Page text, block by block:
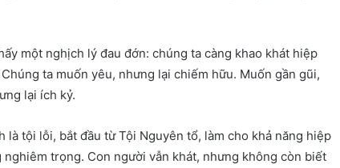
một nghịch lý đau đớn: chúng ta càng khao khát hiệp
ta muốn yêu, nhưng lại chiếm hữu. Muốn gần gũi,
lại ích kỷ.
là tội lỗi, bắt đầu từ Tội Nguyên tổ, làm cho khả năng hiệp
trọng. Con người vẫn khát, nhưng không còn biết